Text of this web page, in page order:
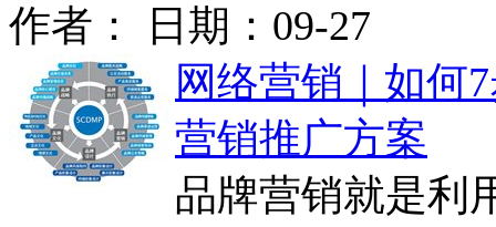
作者： 日期： 09-27
网络营销｜如何
营销推广方案
品牌营销就是利